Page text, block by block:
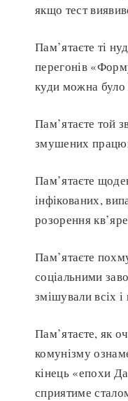
якщо тест
Пам’ятаєте ті
перегонів
куди можна
Пам’ятаєте той
змушених
Пам’ятаєте
інфікованих,
розорення
Пам’ятаєте
соціальними
змішували всіх
Пам’ятаєте, як
комунізму
кінець «епохи
сприятиме